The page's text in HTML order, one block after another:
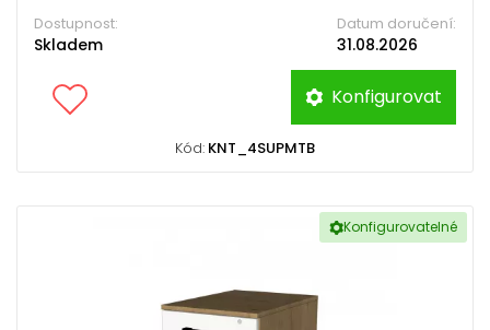
Dostupnost:
Skladem
Datum doručení:
31.08.2026
Konfigurovat
Kód: KNT_4SUPMTB
Konfigurovatelné